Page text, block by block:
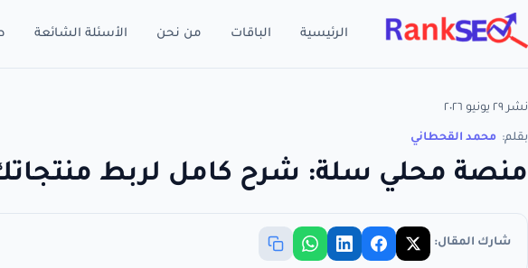
الرئيسية الباقات من نحن الأسئلة الشائعة
نشر ٢٩ يونيو ٢٠٢٦
بقلم: محمد القحطاني
منصة محلي سلة: شرح كامل لربط منتجاتك
شارك المقال: